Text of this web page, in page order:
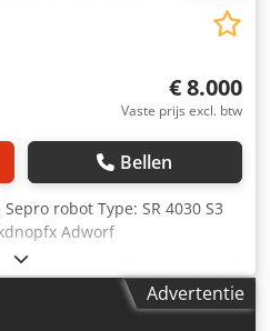
€ 8.000
Vaste prijs excl. btw
Bellen
Sepro robot Type: SR 4030 S3
Adworf
Advertentie